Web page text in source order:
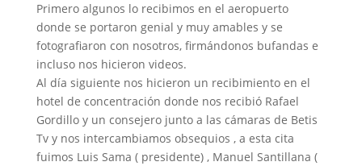
Primero algunos lo recibimos en el aeropuerto
donde se portaron genial y muy amables y se
fotografiaron con nosotros, firmándonos bufandas e
incluso nos hicieron videos.
Al día siguiente nos hicieron un recibimiento en el
hotel de concentración donde nos recibió Rafael
Gordillo y un consejero junto a las cámaras de Betis
Tv y nos intercambiamos obsequios , a esta cita
fuimos Luis Sama ( presidente) , Manuel Santillana (